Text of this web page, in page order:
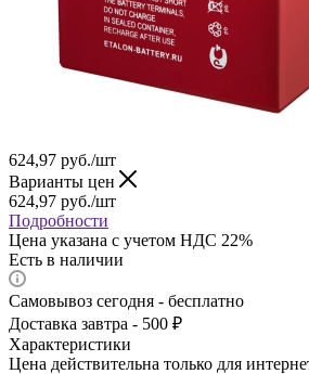
624,97 руб./шт
Варианты цен
624,97 руб./шт
Подробности
Цена указана с учетом НДС 22%
Есть в наличии
Самовывоз сегодня - бесплатно
Доставка завтра - 500 ₽
Характеристики
Цена действительна только для